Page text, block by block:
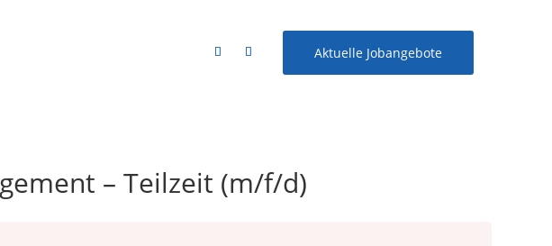
Aktuelle Jobangebote
– Teilzeit (m/f/d)